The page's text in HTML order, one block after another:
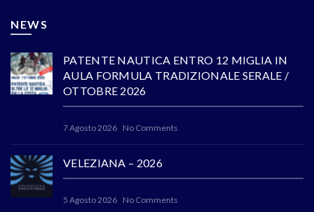
NEWS
PATENTE NAUTICA ENTRO 12 MIGLIA IN
AULA FORMULA TRADIZIONALE SERALE /
OTTOBRE 2026
7 Agosto 2026 No Comments
VELEZIANA – 2026
5 Agosto 2026 No Comments